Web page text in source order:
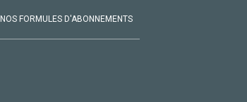
NOS FORMULES D'ABONNEMENTS